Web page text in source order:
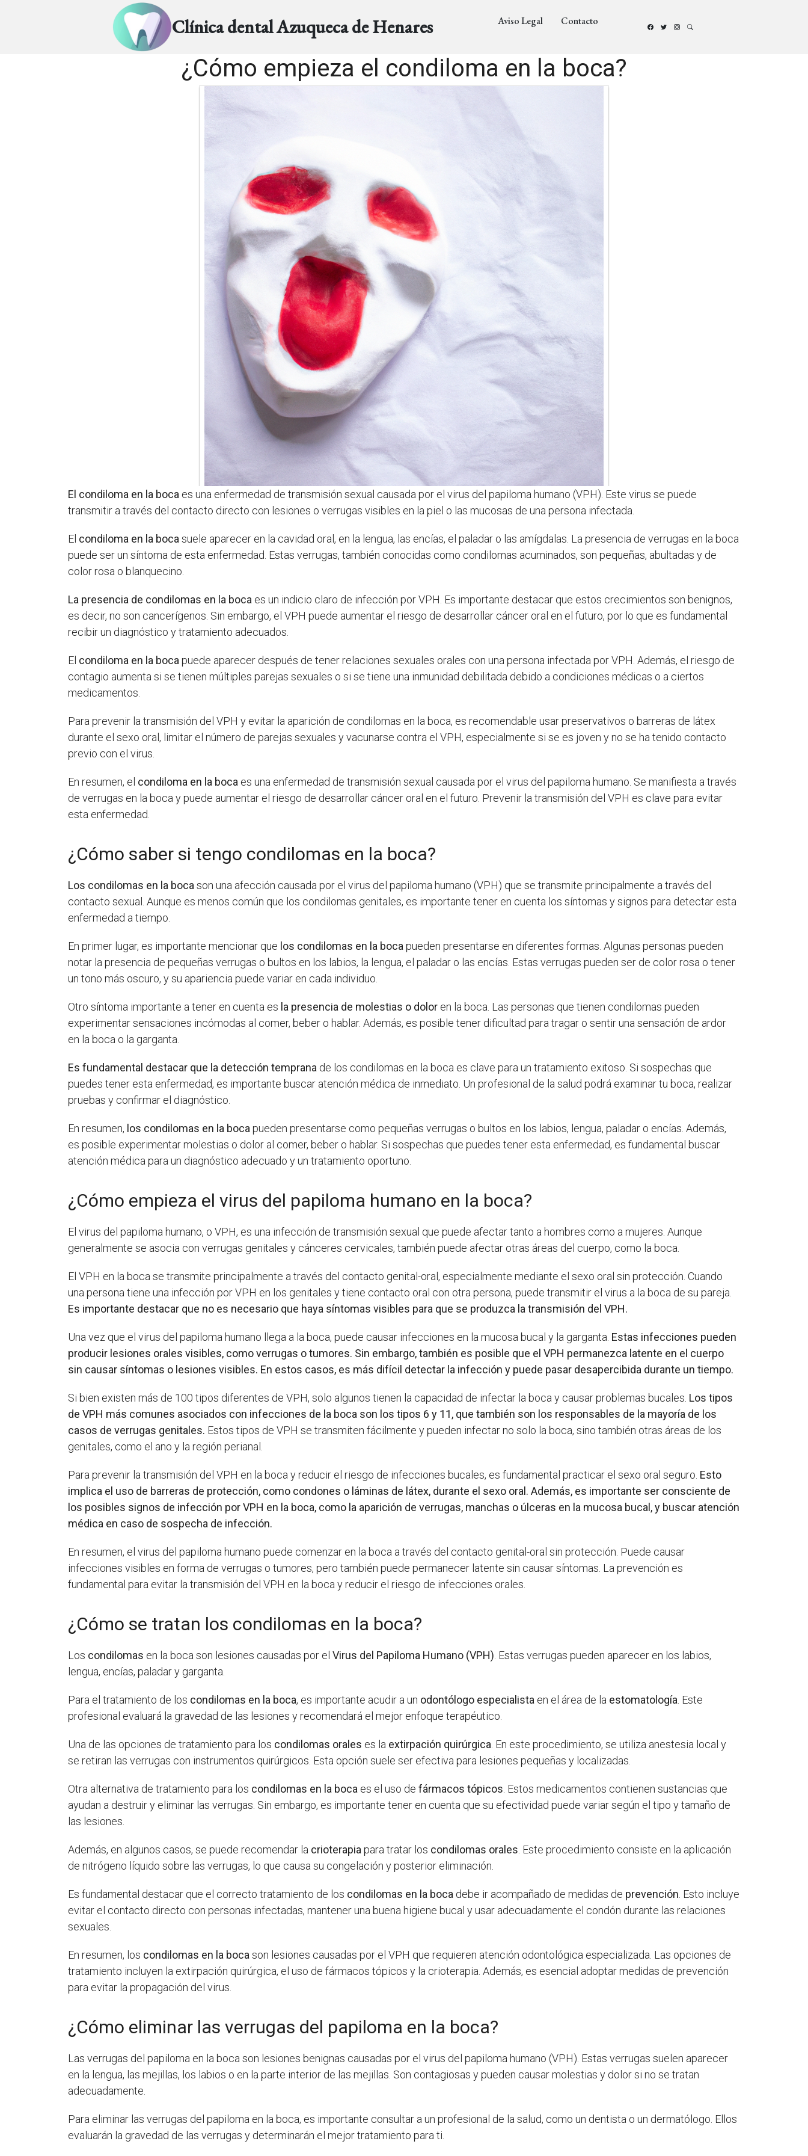
Clínica dental Azuqueca de Henares Aviso Legal Contacto
¿Cómo empieza el condiloma en la boca?
El condiloma en la boca es una enfermedad de transmisión sexual causada por el virus del papiloma humano (VPH). Este virus se puede
transmitir a través del contacto directo con lesiones o verrugas visibles en la piel o las mucosas de una persona infectada.
El condiloma en la boca suele aparecer en la cavidad oral, en la lengua, las encías, el paladar o las amígdalas. La presencia de verrugas en la boca
puede ser un síntoma de esta enfermedad. Estas verrugas, también conocidas como condilomas acuminados, son pequeñas, abultadas y de
color rosa o blanquecino.
La presencia de condilomas en la boca es un indicio claro de infección por VPH. Es importante destacar que estos crecimientos son benignos,
es decir, no son cancerígenos. Sin embargo, el VPH puede aumentar el riesgo de desarrollar cáncer oral en el futuro, por lo que es fundamental
recibir un diagnóstico y tratamiento adecuados.
El condiloma en la boca puede aparecer después de tener relaciones sexuales orales con una persona infectada por VPH. Además, el riesgo de
contagio aumenta si se tienen múltiples parejas sexuales o si se tiene una inmunidad debilitada debido a condiciones médicas o a ciertos
medicamentos.
Para prevenir la transmisión del VPH y evitar la aparición de condilomas en la boca, es recomendable usar preservativos o barreras de látex
durante el sexo oral, limitar el número de parejas sexuales y vacunarse contra el VPH, especialmente si se es joven y no se ha tenido contacto
previo con el virus.
En resumen, el condiloma en la boca es una enfermedad de transmisión sexual causada por el virus del papiloma humano. Se manifiesta a través
de verrugas en la boca y puede aumentar el riesgo de desarrollar cáncer oral en el futuro. Prevenir la transmisión del VPH es clave para evitar
esta enfermedad.
¿Cómo saber si tengo condilomas en la boca?
Los condilomas en la boca son una afección causada por el virus del papiloma humano (VPH) que se transmite principalmente a través del
contacto sexual. Aunque es menos común que los condilomas genitales, es importante tener en cuenta los síntomas y signos para detectar esta
enfermedad a tiempo.
En primer lugar, es importante mencionar que los condilomas en la boca pueden presentarse en diferentes formas. Algunas personas pueden
notar la presencia de pequeñas verrugas o bultos en los labios, la lengua, el paladar o las encías. Estas verrugas pueden ser de color rosa o tener
un tono más oscuro, y su apariencia puede variar en cada individuo.
Otro síntoma importante a tener en cuenta es la presencia de molestias o dolor en la boca. Las personas que tienen condilomas pueden
experimentar sensaciones incómodas al comer, beber o hablar. Además, es posible tener dificultad para tragar o sentir una sensación de ardor
en la boca o la garganta.
Es fundamental destacar que la detección temprana de los condilomas en la boca es clave para un tratamiento exitoso. Si sospechas que
puedes tener esta enfermedad, es importante buscar atención médica de inmediato. Un profesional de la salud podrá examinar tu boca, realizar
pruebas y confirmar el diagnóstico.
En resumen, los condilomas en la boca pueden presentarse como pequeñas verrugas o bultos en los labios, lengua, paladar o encías. Además,
es posible experimentar molestias o dolor al comer, beber o hablar. Si sospechas que puedes tener esta enfermedad, es fundamental buscar
atención médica para un diagnóstico adecuado y un tratamiento oportuno.
¿Cómo empieza el virus del papiloma humano en la boca?
El virus del papiloma humano, o VPH, es una infección de transmisión sexual que puede afectar tanto a hombres como a mujeres. Aunque
generalmente se asocia con verrugas genitales y cánceres cervicales, también puede afectar otras áreas del cuerpo, como la boca.
El VPH en la boca se transmite principalmente a través del contacto genital-oral, especialmente mediante el sexo oral sin protección. Cuando
una persona tiene una infección por VPH en los genitales y tiene contacto oral con otra persona, puede transmitir el virus a la boca de su pareja.
Es importante destacar que no es necesario que haya síntomas visibles para que se produzca la transmisión del VPH.
Una vez que el virus del papiloma humano llega a la boca, puede causar infecciones en la mucosa bucal y la garganta. Estas infecciones pueden
producir lesiones orales visibles, como verrugas o tumores. Sin embargo, también es posible que el VPH permanezca latente en el cuerpo
sin causar síntomas o lesiones visibles. En estos casos, es más difícil detectar la infección y puede pasar desapercibida durante un tiempo.
Si bien existen más de 100 tipos diferentes de VPH, solo algunos tienen la capacidad de infectar la boca y causar problemas bucales. Los tipos
de VPH más comunes asociados con infecciones de la boca son los tipos 6 y 11, que también son los responsables de la mayoría de los
casos de verrugas genitales. Estos tipos de VPH se transmiten fácilmente y pueden infectar no solo la boca, sino también otras áreas de los
genitales, como el ano y la región perianal.
Para prevenir la transmisión del VPH en la boca y reducir el riesgo de infecciones bucales, es fundamental practicar el sexo oral seguro. Esto
implica el uso de barreras de protección, como condones o láminas de látex, durante el sexo oral. Además, es importante ser consciente de
los posibles signos de infección por VPH en la boca, como la aparición de verrugas, manchas o úlceras en la mucosa bucal, y buscar atención
médica en caso de sospecha de infección.
En resumen, el virus del papiloma humano puede comenzar en la boca a través del contacto genital-oral sin protección. Puede causar
infecciones visibles en forma de verrugas o tumores, pero también puede permanecer latente sin causar síntomas. La prevención es
fundamental para evitar la transmisión del VPH en la boca y reducir el riesgo de infecciones orales.
¿Cómo se tratan los condilomas en la boca?
Los condilomas en la boca son lesiones causadas por elVirus del Papiloma Humano (VPH) . Estas verrugas pueden aparecer en los labios,
lengua, encías, paladar y garganta.
Para el tratamiento de los condilomas en la boca, es importante acudir a un odontólogo especialista en el área de la estomatología . Este
profesional evaluará la gravedad de las lesiones y recomendará el mejor enfoque terapéutico.
Una de las opciones de tratamiento para los condilomas orales es la extirpación quirúrgica . En este procedimiento, se utiliza anestesia local y
se retiran las verrugas con instrumentos quirúrgicos. Esta opción suele ser efectiva para lesiones pequeñas y localizadas.
Otra alternativa de tratamiento para los condilomas en la boca es el uso defármacos tópicos . Estos medicamentos contienen sustancias que
ayudan a destruir y eliminar las verrugas. Sin embargo, es importante tener en cuenta que su efectividad puede variar según el tipo y tamaño de
las lesiones.
Además, en algunos casos, se puede recomendar la crioterapia para tratar los condilomas orales . Este procedimiento consiste en la aplicación
de nitrógeno líquido sobre las verrugas, lo que causa su congelación y posterior eliminación.
Es fundamental destacar que el correcto tratamiento de los condilomas en la boca debe ir acompañado de medidas de prevención . Esto incluye
evitar el contacto directo con personas infectadas, mantener una buena higiene bucal y usar adecuadamente el condón durante las relaciones
sexuales.
En resumen, los condilomas en la boca son lesiones causadas por el VPH que requieren atención odontológica especializada. Las opciones de
tratamiento incluyen la extirpación quirúrgica, el uso de fármacos tópicos y la crioterapia. Además, es esencial adoptar medidas de prevención
para evitar la propagación del virus.
¿Cómo eliminar las verrugas del papiloma en la boca?
Las verrugas del papiloma en la boca son lesiones benignas causadas por el virus del papiloma humano (VPH). Estas verrugas suelen aparecer
en la lengua, las mejillas, los labios o en la parte interior de las mejillas. Son contagiosas y pueden causar molestias y dolor si no se tratan
adecuadamente.
Para eliminar las verrugas del papiloma en la boca, es importante consultar a un profesional de la salud, como un dentista o un dermatólogo. Ellos
evaluarán la gravedad de las verrugas y determinarán el mejor tratamiento para ti.